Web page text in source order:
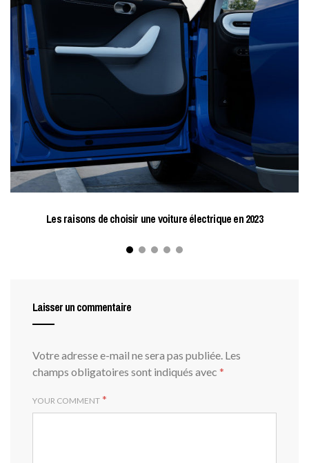
Les raisons de choisir une voiture électrique en 2023
Laisser un commentaire
Votre adresse e-mail ne sera pas publiée. Les
champs obligatoires sont indiqués avec *
YOUR COMMENT *